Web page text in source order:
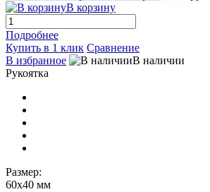
В корзину
Подробнее
Купить в 1 клик Сравнение
В избранное
В наличии
Рукоятка
Размер:
60х40 мм